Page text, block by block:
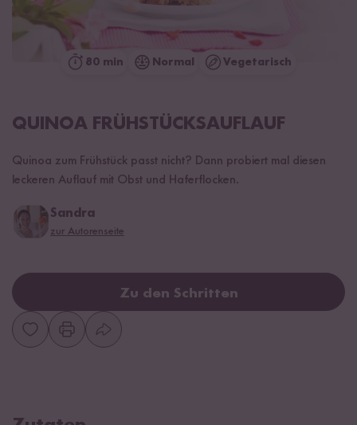
80 min Normal Vegetarisch
QUINOA FRÜHSTÜCKSAUFLAUF
Quinoa zum Frühstück passt nicht? Dann probiert mal diesen
leckeren Auflauf mit Obst und Haferflocken.
Sandra
zur Autorenseite
Zu den Schritten